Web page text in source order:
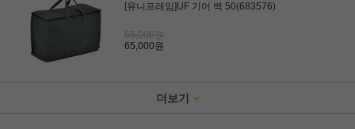
[유니프레임]UF 기어 백 50(683576)
65,000원
65,000원
더보기